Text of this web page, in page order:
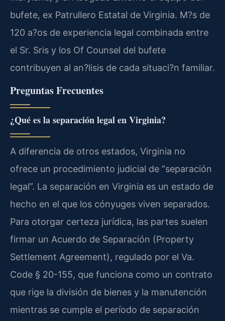
bufete, ex Patrullero Estatal de Virginia. M?s de
120 a?os de experiencia legal combinada entre
el Sr. Sris y los Of Counsel del bufete
contribuyen al an?lisis de cada situaci?n familiar.
Preguntas Frecuentes
¿Qué es la separación legal en Virginia?
A diferencia de otros estados, Virginia no
ofrece un procedimiento judicial de “separación
legal”. La separación en Virginia es un estado de
hecho en el que los cónyuges viven separados.
Para otorgar certeza jurídica, las partes suelen
firmar un Acuerdo de Separación (Property
Settlement Agreement), regulado por el Va.
Code § 20-155, que funciona como un contrato
que rige la división de bienes y la manutención
mientras se cumple el período de separación